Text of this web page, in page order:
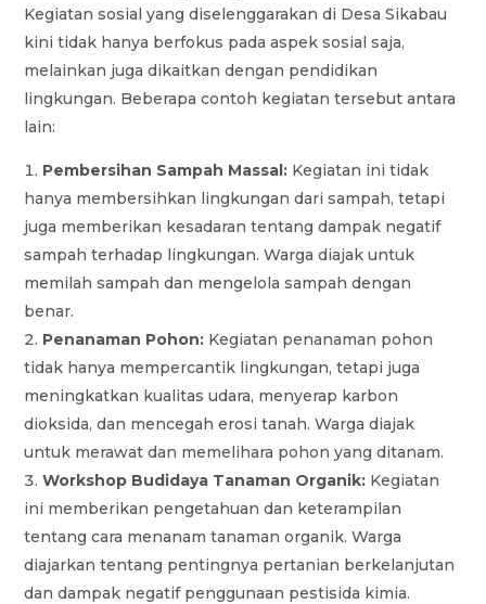
Kegiatan sosial yang diselenggarakan di Desa Sikabau
kini tidak hanya berfokus pada aspek sosial saja,
melainkan juga dikaitkan dengan pendidikan
lingkungan. Beberapa contoh kegiatan tersebut antara
lain:
Pembersihan Sampah Massal: Kegiatan ini tidak
hanya membersihkan lingkungan dari sampah, tetapi
juga memberikan kesadaran tentang dampak negatif
sampah terhadap lingkungan. Warga diajak untuk
memilah sampah dan mengelola sampah dengan
benar.
Penanaman Pohon: Kegiatan penanaman pohon
tidak hanya mempercantik lingkungan, tetapi juga
meningkatkan kualitas udara, menyerap karbon
dioksida, dan mencegah erosi tanah. Warga diajak
untuk merawat dan memelihara pohon yang ditanam.
Workshop Budidaya Tanaman Organik: Kegiatan
ini memberikan pengetahuan dan keterampilan
tentang cara menanam tanaman organik. Warga
diajarkan tentang pentingnya pertanian berkelanjutan
dan dampak negatif penggunaan pestisida kimia.